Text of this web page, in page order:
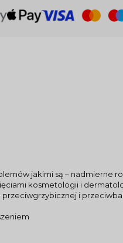
jakimi są – nadmierne
kosmetologii i
i